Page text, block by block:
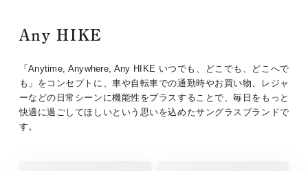
Any HIKE
「Anytime, Anywhere, Any HIKE いつでも、どこでも、どこへで
も」をコンセプトに、車や自転車での通勤時やお買い物、レジャ
ーなどの日常シーンに機能性をプラスすることで、毎日をもっと
快適に過ごしてほしいという思いを込めたサングラスブランドで
す。